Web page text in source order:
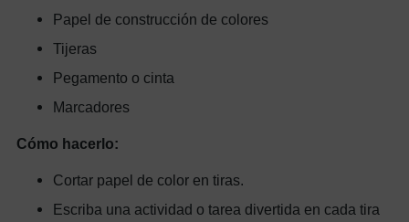
Papel de construcción de colores
Tijeras
Pegamento o cinta
Marcadores
Cómo hacerlo:
Cortar papel de color en tiras.
Escriba una actividad o tarea divertida en cada tira